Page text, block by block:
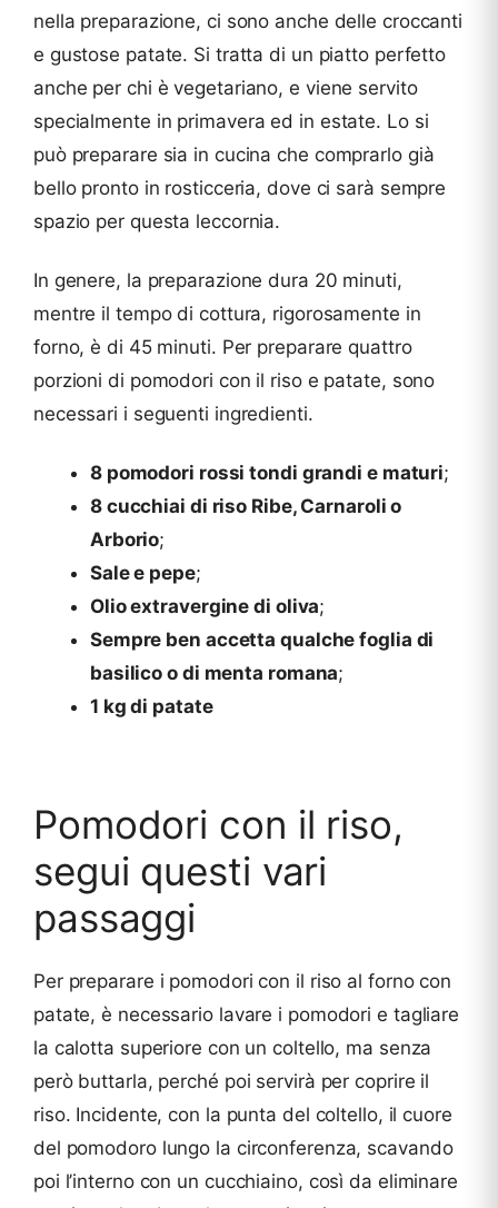
nella preparazione, ci sono anche delle croccanti
e gustose patate. Si tratta di un piatto perfetto
anche per chi è vegetariano, e viene servito
specialmente in primavera ed in estate. Lo si
può preparare sia in cucina che comprarlo già
bello pronto in rosticceria, dove ci sarà sempre
spazio per questa leccornia.
In genere, la preparazione dura 20 minuti,
mentre il tempo di cottura, rigorosamente in
forno, è di 45 minuti. Per preparare quattro
porzioni di pomodori con il riso e patate, sono
necessari i seguenti ingredienti.
8 pomodori rossi tondi grandi e maturi;
8 cucchiai di riso Ribe, Carnaroli o
Arborio;
Sale e pepe;
Olio extravergine di oliva;
Sempre ben accetta qualche foglia di
basilico o di menta romana;
1 kg di patate
Pomodori con il riso,
segui questi vari
passaggi
Per preparare i pomodori con il riso al forno con
patate, è necessario lavare i pomodori e tagliare
la calotta superiore con un coltello, ma senza
però buttarla, perché poi servirà per coprire il
riso. Incidente, con la punta del coltello, il cuore
del pomodoro lungo la circonferenza, scavando
poi l’interno con un cucchiaino, così da eliminare